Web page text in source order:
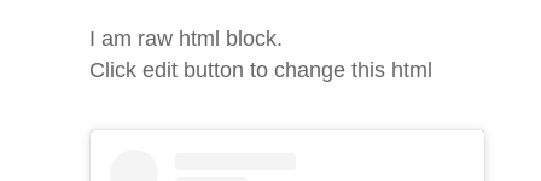
I am raw html block.
Click edit button to change this html